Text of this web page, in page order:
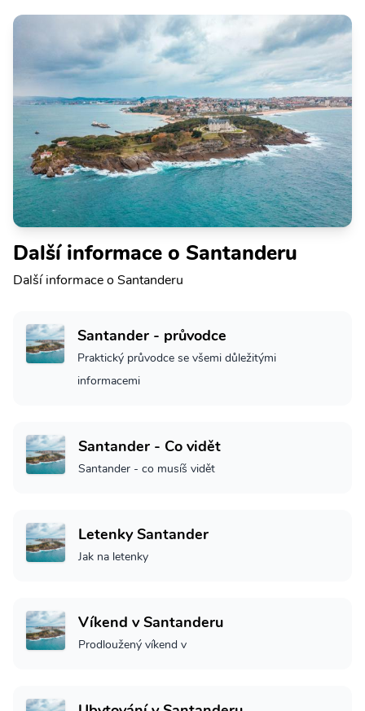
Další informace o Santanderu
Další informace o Santanderu
Santander - průvodce
Praktický průvodce se všemi důležitými
informacemi
Santander - Co vidět
Santander - co musíš vidět
Letenky Santander
Jak na letenky
Víkend v Santanderu
Prodloužený víkend v